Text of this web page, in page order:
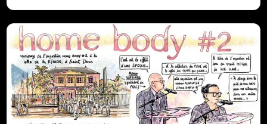
M, filez sur son profil instagram : 974alex,…